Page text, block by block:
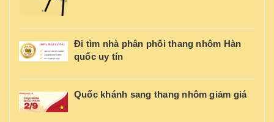
Đi tìm nhà phân phối thang nhôm Hàn
quốc uy tín
Quốc khánh sang thang nhôm giảm giá